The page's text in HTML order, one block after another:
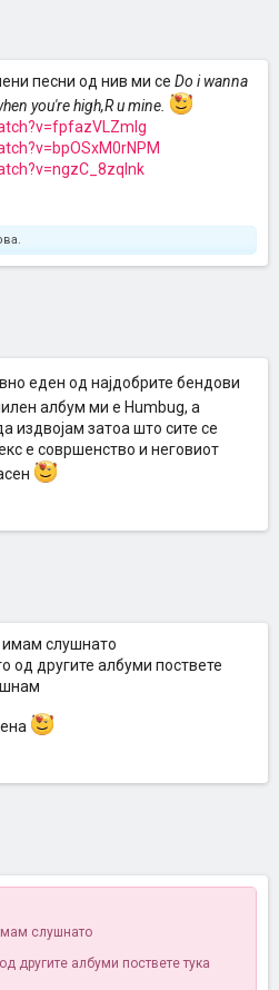
песни од нив ми се Do i wanna
you're high,R u mine.
еден од најдобрите бендови
албум ми е Humbug, а
издвојам затоа што сите се
е совршенство и неговиот
имам слушнато
од другите албуми поствете
слушнато
другите албуми поствете тука